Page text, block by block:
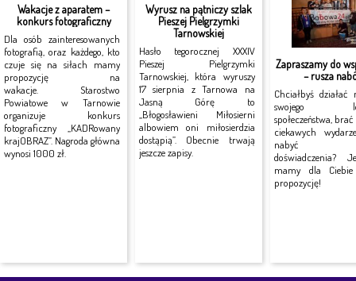
Wakacje z aparatem –
konkurs fotograficzny
Dla osób zainteresowanych
fotografią, oraz każdego, kto
czuje się na siłach mamy
propozycję na
wakacje. Starostwo
Powiatowe w Tarnowie
organizuje konkurs
fotograficzny „KADRowany
krajOBRAZ”. Nagroda główna
wynosi 1000 zł.
Wyrusz na pątniczy szlak
Pieszej Pielgrzymki
Tarnowskiej
Hasło tegorocznej XXXIV
Pieszej Pielgrzymki
Tarnowskiej, która wyruszy
17 sierpnia z Tarnowa na
Jasną Górę to
„Błogosławieni Miłosierni
albowiem oni miłosierdzia
dostąpią”. Obecnie trwają
jeszcze zapisy.
Zapraszamy do
– rusza
Chciałbyś działać
swojego
społeczeństwa,
ciekawych
nabyć
doświadczenia?
mamy dla Ciebie
propozycję!